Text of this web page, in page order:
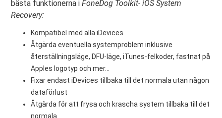
bästa funktionerna iFoneDog Toolkit- iOS System
Recovery:
Kompatibel med alla iDevices
Åtgärda eventuella systemproblem inklusive
återställningsläge, DFU-läge, iTunes-felkoder, fastnat på
Apples logotyp och mer...
Fixar endast iDevices tillbaka till det normala utan någon
dataförlust
Åtgärda för att frysa och krascha system tillbaka till det
normala